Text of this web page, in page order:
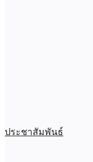
ประชาสัมพันธ์